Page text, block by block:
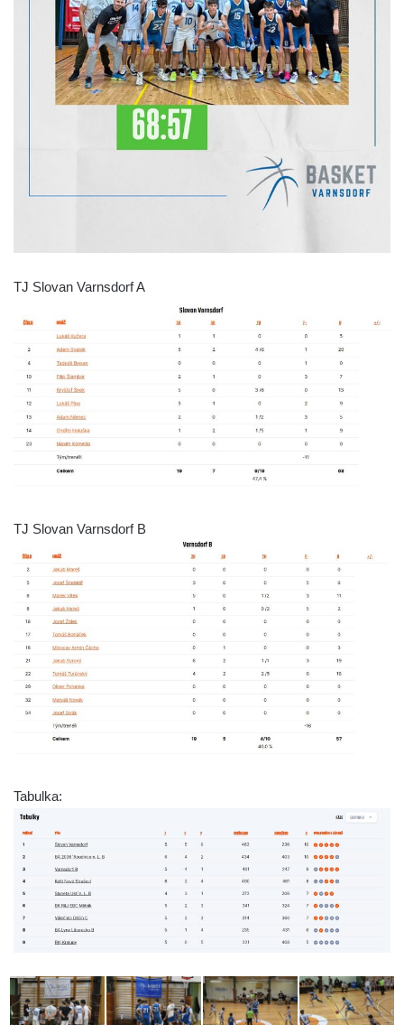
TJ Slovan Varnsdorf A
TJ Slovan Varnsdorf B
Tabulka: